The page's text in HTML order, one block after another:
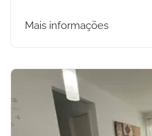
Mais informações